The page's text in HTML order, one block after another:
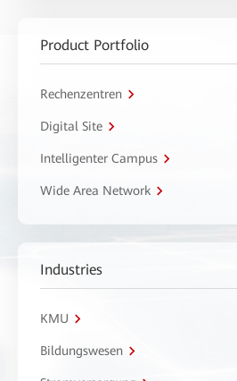
Product Portfolio
Rechenzentren
Digital Site
Intelligenter Campus
Wide Area Network
Industries
KMU
Bildungswesen